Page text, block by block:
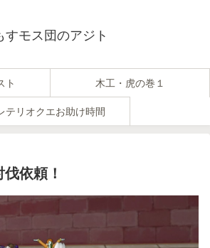
すモス団のアジト
ト 木工・虎の巻１
テリオクエお助け時間
依頼！